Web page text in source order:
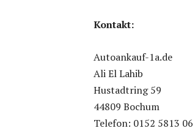
Kontakt:
Autoankauf-1a.de
Ali El Lahib
Hustadtring 59
44809 Bochum
Telefon: 0152 5813 06